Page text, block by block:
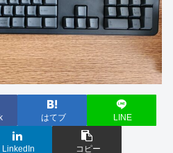
はてブ LINE
LinkedIn コピー